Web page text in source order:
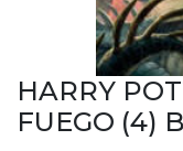
HARRY
FUEGO (4)